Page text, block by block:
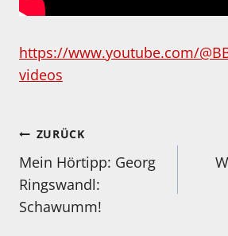
https://www.youtube.com/
videos
Beitragsnavigation
ZURÜCK
Mein Hörtipp: Georg
Ringswandl:
Schawumm!